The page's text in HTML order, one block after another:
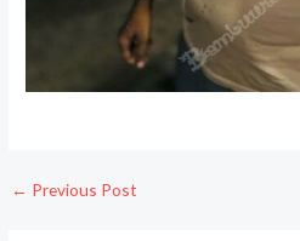
← Previous Post